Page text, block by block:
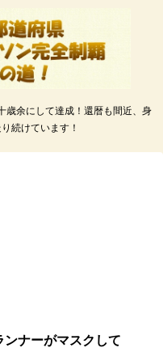
歳余にして達成！還暦も間近、身
続けています！
ンナーがマスクして